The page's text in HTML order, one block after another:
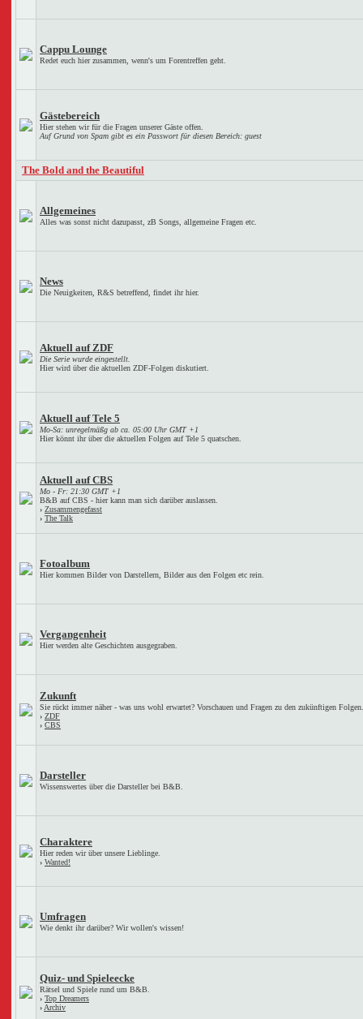
Cappu Lounge
Redet euch hier zusammen, wenn's um Forentreffen geht.
Gästebereich
Hier stehen wir für die Fragen unserer Gäste offen.
Auf Grund von Spam gibt es ein Passwort für diesen Bereich: guest
The Bold and the Beautiful
Allgemeines
Alles was sonst nicht dazupasst, zB Songs, allgemeine Fragen etc.
News
Die Neuigkeiten, R&S betreffend, findet ihr hier.
Aktuell auf ZDF
Die Serie wurde eingestellt.
Hier wird über die aktuellen ZDF-Folgen diskutiert.
Aktuell auf Tele 5
Mo-Sa: unregelmäßg ab ca. 05:00 Uhr GMT +1
Hier könnt ihr über die aktuellen Folgen auf Tele 5 quatschen.
Aktuell auf CBS
Mo - Fr: 21:30 GMT +1
B&B auf CBS - hier kann man sich darüber auslassen.
› Zusammengefasst
› The Talk
Fotoalbum
Hier kommen Bilder von Darstellern, Bilder aus den Folgen etc rein.
Vergangenheit
Hier werden alte Geschichten ausgegraben.
Zukunft
Sie rückt immer näher - was uns wohl erwartet? Vorschauen und Fragen zu den zukünftigen Folgen.
› ZDF
› CBS
Darsteller
Wissenswertes über die Darsteller bei B&B.
Charaktere
Hier reden wir über unsere Lieblinge.
› Wanted!
Umfragen
Wie denkt ihr darüber? Wir wollen's wissen!
Quiz- und Spieleecke
Rätsel und Spiele rund um B&B.
› Top Dreamers
› Archiv